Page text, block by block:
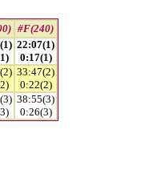
#F(240)
22:07(1)
0:17(1)
33:47(2)
0:22(2)
38:55(3)
0:26(3)